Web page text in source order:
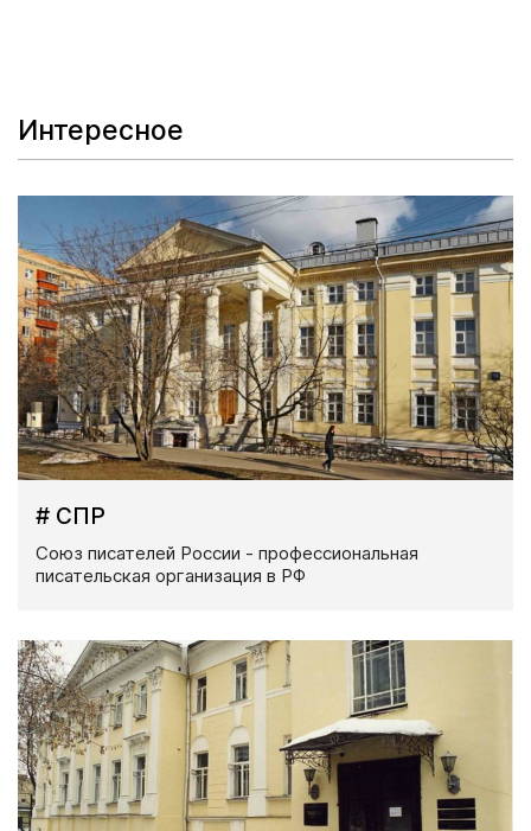
Интересное
# СПР
Союз писателей России - профессиональная
писательская организация в РФ